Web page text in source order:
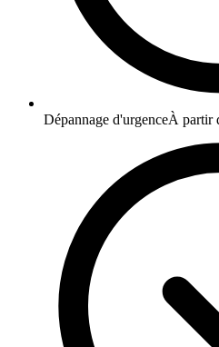
Dépannage d'urgenceÀ partir